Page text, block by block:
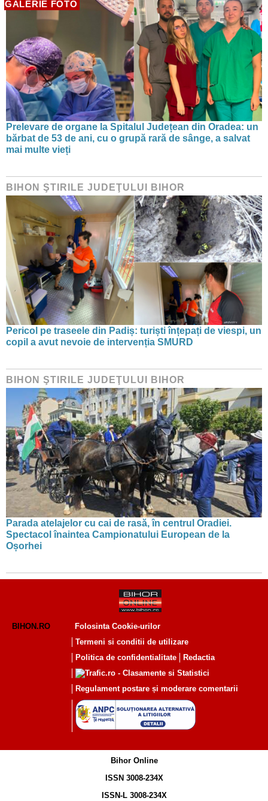
GALERIE FOTO
Prelevare de organe la Spitalul Județean din Oradea: un
bărbat de 53 de ani, cu o grupă rară de sânge, a salvat
mai multe vieți
BIHON ŞTIRILE JUDEŢULUI BIHOR
Pericol pe traseele din Padiș: turiști înțepați de viespi, un
copil a avut nevoie de intervenția SMURD
BIHON ŞTIRILE JUDEŢULUI BIHOR
Parada atelajelor cu cai de rasă, în centrul Oradiei.
Spectacol înaintea Campionatului European de la
Oșorhei
BIHON.RO
Folosinta Cookie-urilor
Termeni si conditii de utilizare
Politica de confidentialitate
Redactia
Regulament postare și moderare comentarii
Bihor Online
ISSN 3008-234X
ISSN-L 3008-234X